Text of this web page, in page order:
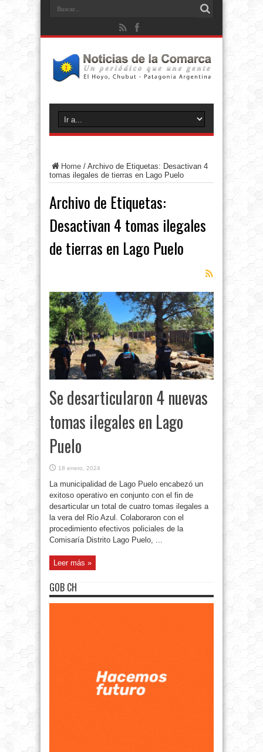
Home / Archivo de Etiquetas: Desactivan 4
tomas ilegales de tierras en Lago Puelo
Archivo de Etiquetas:
Desactivan 4 tomas ilegales
de tierras en Lago Puelo
Se desarticularon 4 nuevas
tomas ilegales en Lago
Puelo
18 enero, 2024
La municipalidad de Lago Puelo encabezó un
exitoso operativo en conjunto con el fin de
desarticular un total de cuatro tomas ilegales a
la vera del Río Azul. Colaboraron con el
procedimiento efectivos policiales de la
Comisaría Distrito Lago Puelo, ...
Leer más »
GOB CH